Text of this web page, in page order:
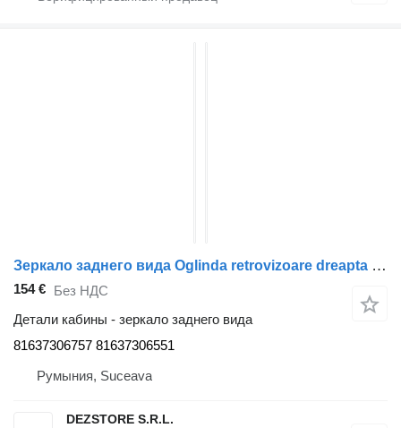
Зеркало заднего вида Oglinda retrovizoare dreapta 81637306757 для тягача MAN TGS
154 € Без НДС
Детали кабины - зеркало заднего вида
81637306757 81637306551
Румыния, Suceava
DEZSTORE S.R.L.